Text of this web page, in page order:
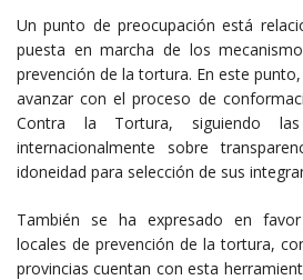
Un punto de preocupación está
puesta en marcha de los
prevención de la tortura. En este
avanzar con el proceso de
Contra la Tortura, siguiendo las
internacionalmente sobre
idoneidad para selección de sus
También se ha expresado en
locales de prevención de la tortura,
provincias cuentan con esta